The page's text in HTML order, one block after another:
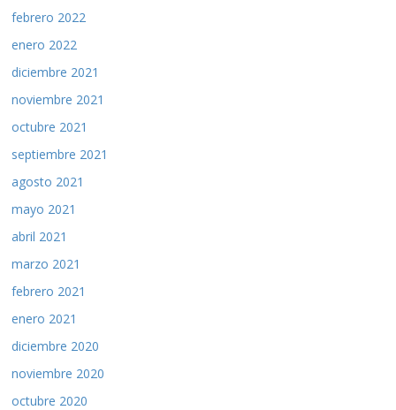
febrero 2022
enero 2022
diciembre 2021
noviembre 2021
octubre 2021
septiembre 2021
agosto 2021
mayo 2021
abril 2021
marzo 2021
febrero 2021
enero 2021
diciembre 2020
noviembre 2020
octubre 2020